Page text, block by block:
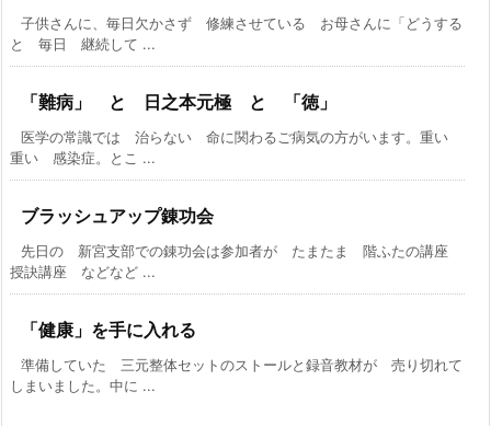
子供さんに、毎日欠かさず 修練させている お母さんに「どうする
と 毎日 継続して ...
「難病」 と 日之本元極 と 「徳」
医学の常識では 治らない 命に関わるご病気の方がいます。重い
重い 感染症。とこ ...
ブラッシュアップ錬功会
先日の 新宮支部での錬功会は参加者が たまたま 階ふたの講座
授訣講座 などなど ...
「健康」を手に入れる
準備していた 三元整体セットのストールと録音教材が 売り切れて
しまいました。中に ...